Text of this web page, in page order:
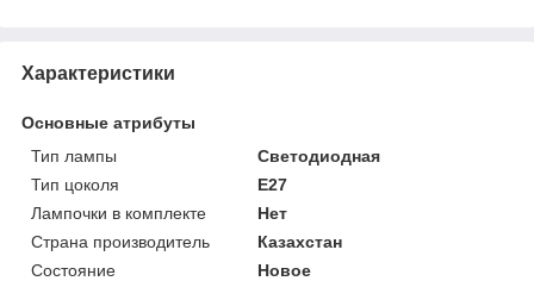
Характеристики
Основные атрибуты
Тип лампы
Светодиодная
Тип цоколя
E27
Лампочки в комплекте
Нет
Страна производитель
Казахстан
Состояние
Новое